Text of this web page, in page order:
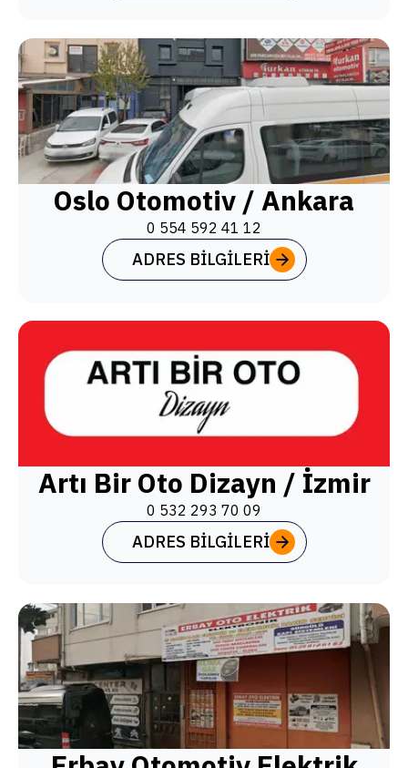
Oslo Otomotiv / Ankara
0 554 592 41 12
ADRES BILGILERI
Artı Bir Oto Dizayn / İzmir
0 532 293 70 09
ADRES BILGILERI